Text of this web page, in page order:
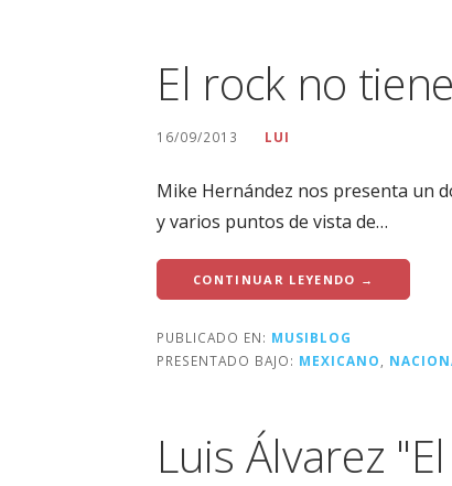
El rock no
16/09/2013 LUI
Mike Hernández nos presenta un
y varios puntos de vista de…
CONTINUAR LEYENDO →
PUBLICADO EN: MUSIBLOG
PRESENTADO BAJO: MEXICANO
Luis Álvarez